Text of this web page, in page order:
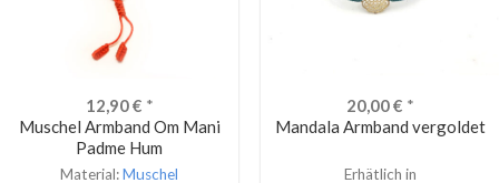
12,90€ *
Muschel Armband Om Mani
Padme Hum
Material:Muschel
20,00€ *
Mandala Armband vergoldet
Erhätlich in